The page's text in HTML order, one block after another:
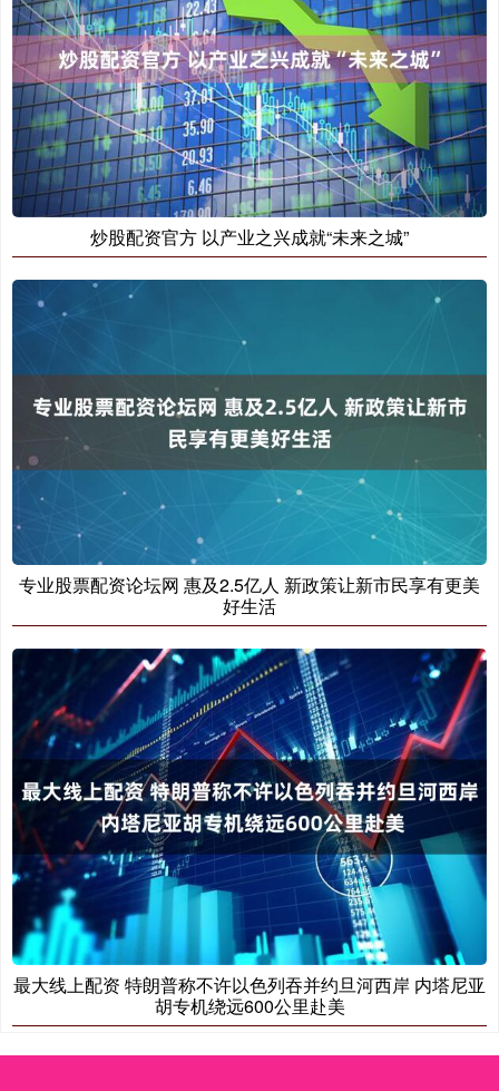
炒股配资官方 以产业之兴成就“未来之城”
专业股票配资论坛网 惠及2.5亿人 新政策让新市民享有更美
好生活
最大线上配资 特朗普称不许以色列吞并约旦河西岸 内塔尼亚
胡专机绕远600公里赴美